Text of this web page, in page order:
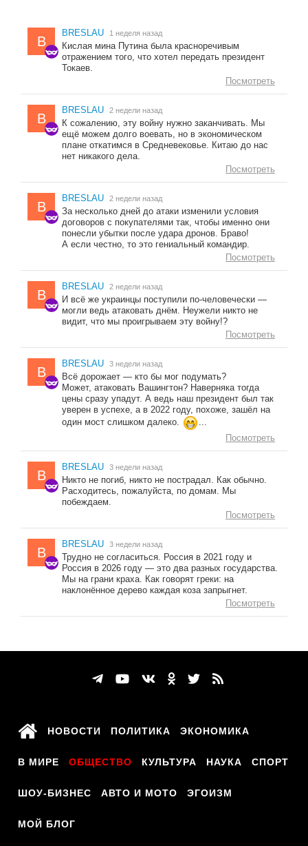
B
BRESLAU 1 неделя назад
Кислая мина Путина была красноречивым
отражением того, что хотел передать президент
Токаев.
Посмотреть
B
BRESLAU 2 недели назад
К сожалению, эту войну нужно заканчивать. Мы
ещё можем долго воевать, но в экономическом
плане откатимся в Средневековье. Китаю до нас
нет никакого дела.
Посмотреть
B
BRESLAU 2 недели назад
За несколько дней до атаки изменили условия
договоров с покупателями так, чтобы именно они
понесли убытки после удара дронов. Браво!
А если честно, то это гениальный командир.
Посмотреть
B
BRESLAU 2 недели назад
И всё же украинцы поступили по-человечески —
могли ведь атаковать днём. Неужели никто не
видит, что мы проигрываем эту войну!?
Посмотреть
B
BRESLAU 3 недели назад
Всё дорожает — кто бы мог подумать?
Может, атаковать Вашингтон? Наверняка тогда
цены сразу упадут. А ведь наш президент был так
уверен в успехе, а в 2022 году, похоже, зашёл на
один мост слишком далеко.
...
Посмотреть
B
BRESLAU 3 недели назад
Никто не погиб, никто не пострадал. Как обычно.
Расходитесь, пожалуйста, по домам. Мы
побеждаем.
Посмотреть
B
BRESLAU 3 недели назад
Трудно не согласиться. Россия в 2021 году и
Россия в 2026 году — это два разных государства.
Мы на грани краха. Как говорят греки: на
наклонённое дерево каждая коза запрыгнет.
Посмотреть
НОВОСТИ ПОЛИТИКА ЭКОНОМИКА
В МИРЕ ОБЩЕСТВО КУЛЬТУРА НАУКА СПОРТ
ШОУ-БИЗНЕС АВТО И МОТО ЭГОИЗМ
МОЙ БЛОГ